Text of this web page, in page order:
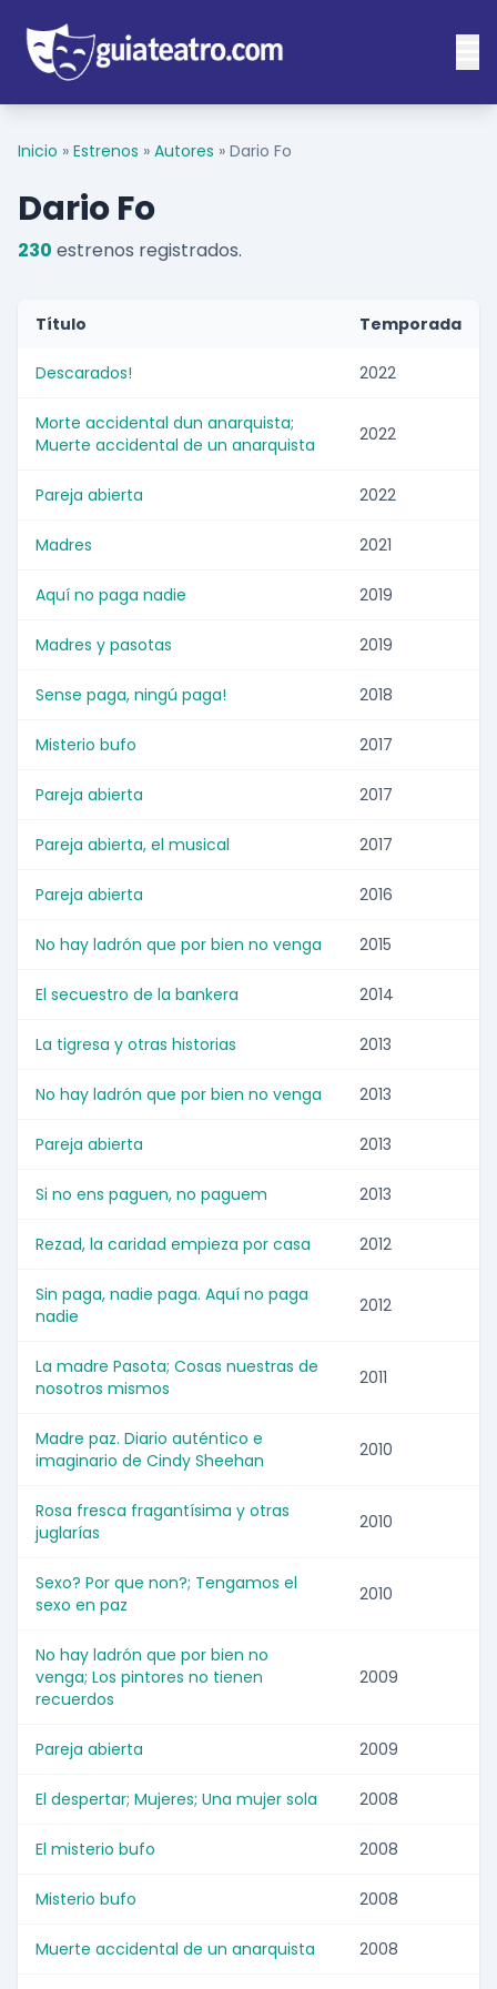
Inicio » Estrenos » Autores » Dario Fo
Dario Fo
230 estrenos registrados.
Título Temporada
Descarados! 2022
Morte accidental dun anarquista;
Muerte accidental de un anarquista
2022
Pareja abierta 2022
Madres 2021
Aquí no paga nadie 2019
Madres y pasotas 2019
Sense paga, ningú paga! 2018
Misterio bufo 2017
Pareja abierta 2017
Pareja abierta, el musical 2017
Pareja abierta 2016
No hay ladrón que por bien no venga 2015
El secuestro de la bankera 2014
La tigresa y otras historias 2013
No hay ladrón que por bien no venga 2013
Pareja abierta 2013
Si no ens paguen, no paguem 2013
Rezad, la caridad empieza por casa 2012
Sin paga, nadie paga. Aquí no paga
nadie
2012
La madre Pasota; Cosas nuestras de
nosotros mismos
2011
Madre paz. Diario auténtico e
imaginario de Cindy Sheehan
2010
Rosa fresca fragantísima y otras
juglarías
2010
Sexo? Por que non?; Tengamos el
sexo en paz
2010
No hay ladrón que por bien no
venga; Los pintores no tienen
recuerdos
2009
Pareja abierta 2009
El despertar; Mujeres; Una mujer sola 2008
El misterio bufo 2008
Misterio bufo 2008
Muerte accidental de un anarquista 2008